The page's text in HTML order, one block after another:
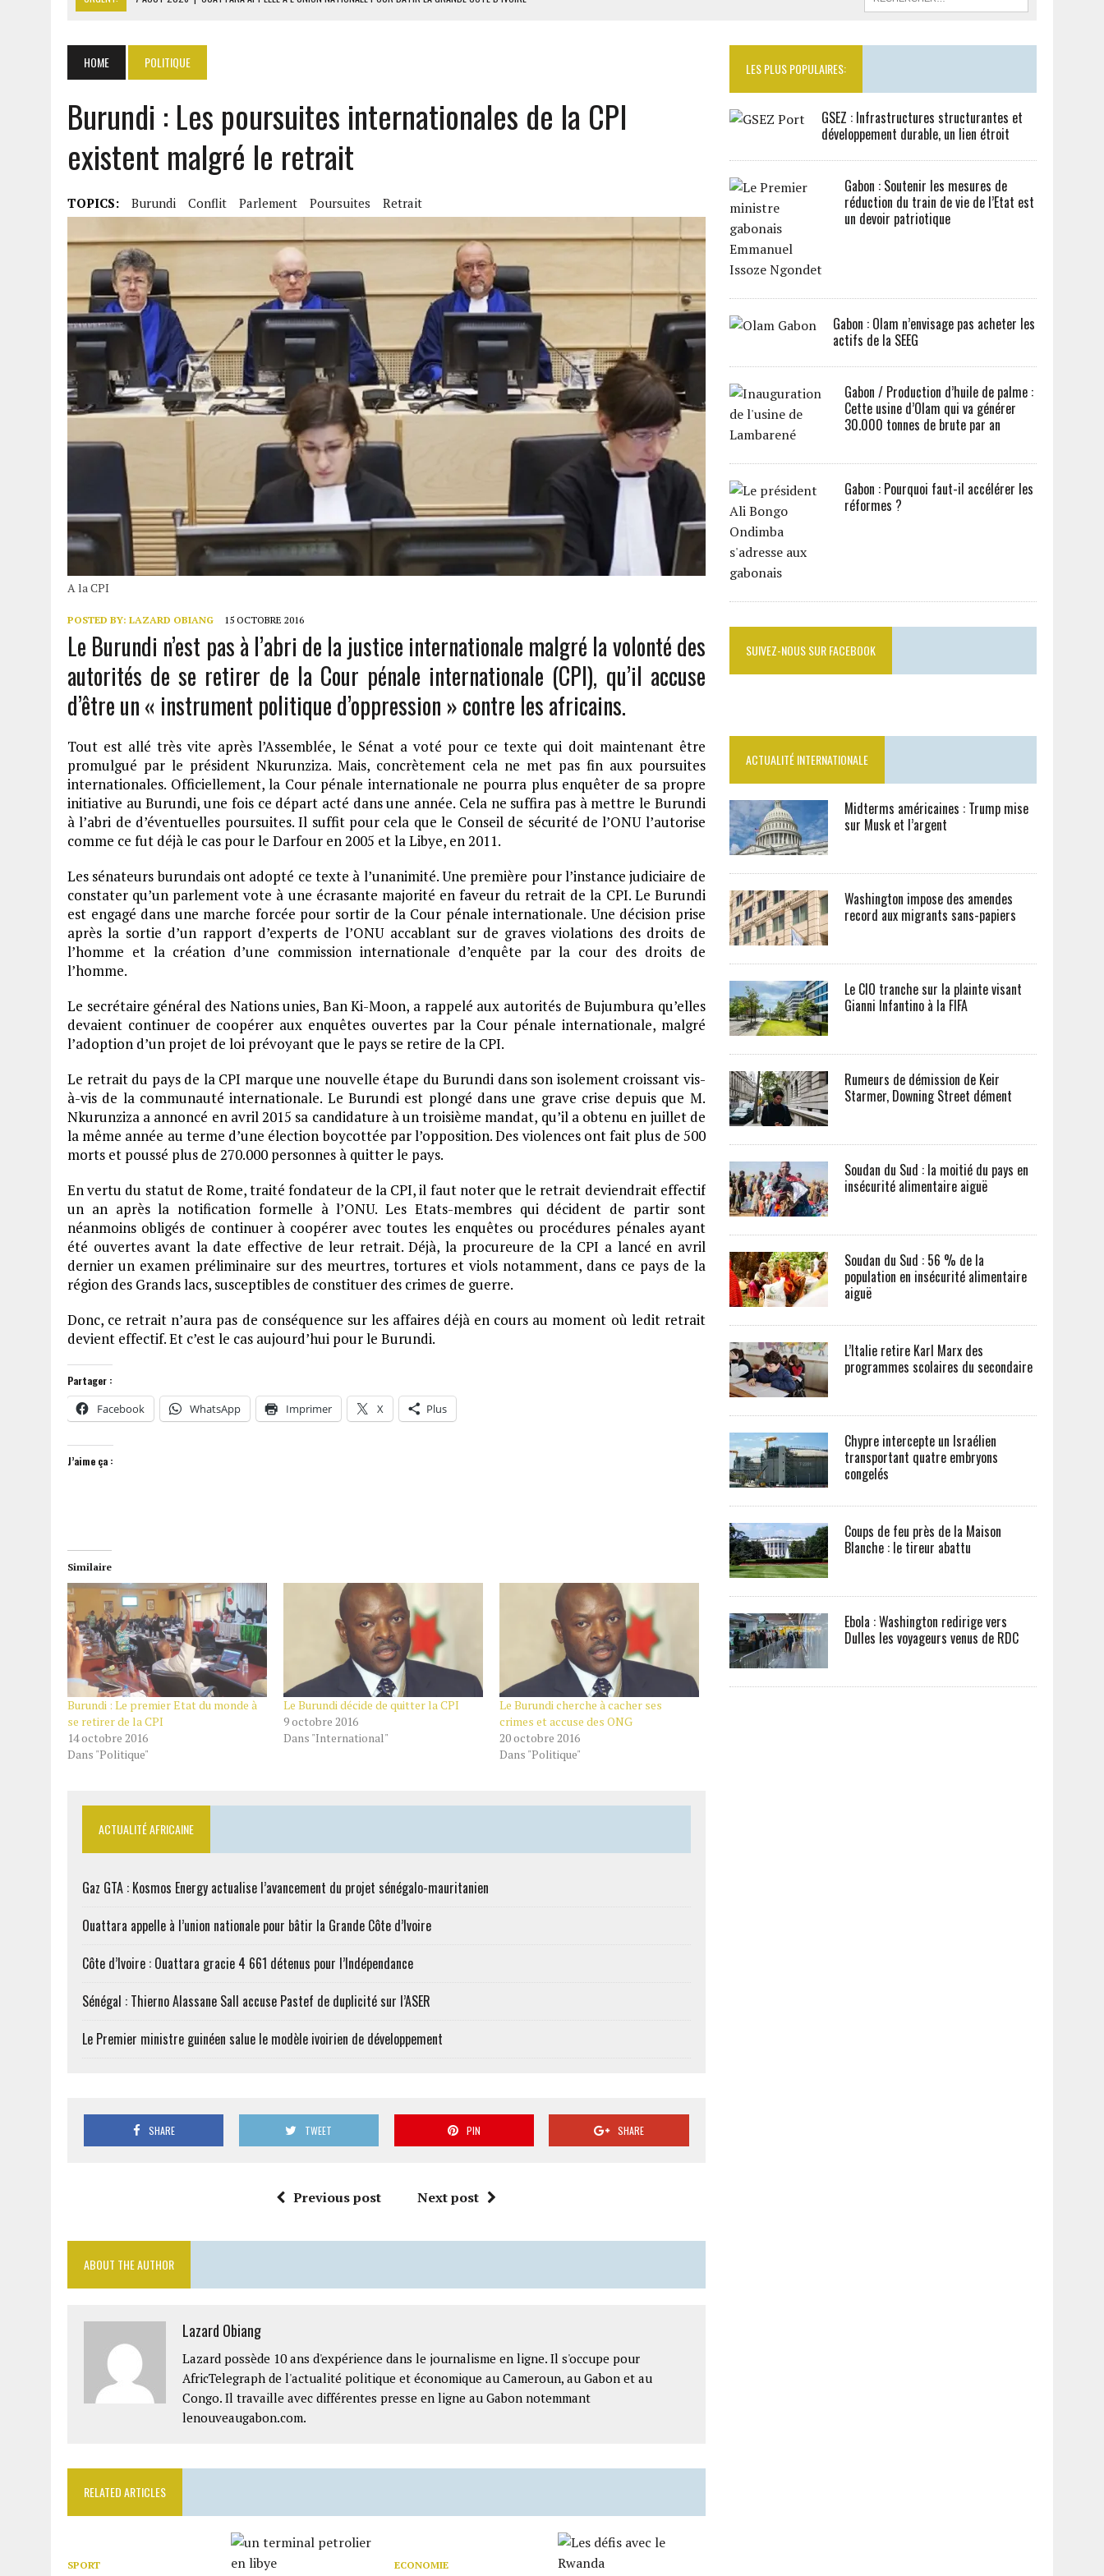
7 AOÛT 2026 | LE PREMIER MINISTRE GUINÉEN SALUE LE MODÈLE IVOIRIEN DE DÉVELOPPEMENT
| GAZ GTA : KOSMOS ENERGY ACTUALISE L’AVANCEMENT DU PROJET SÉNÉGALO-MAURITANIEN
HOME POLITIQUE
Burundi : Les poursuites internationales de la CPI
existent malgré le retrait
TOPICS: Burundi Conflit Parlement Poursuites Retrait
A la CPI
POSTED BY: LAZARD OBIANG 15 OCTOBRE 2016
Le Burundi n’est pas à l’abri de la justice internationale malgré la volonté des
autorités de se retirer de la Cour pénale internationale (CPI), qu’il accuse
d’être un « instrument politique d’oppression » contre les africains.
Tout est allé très vite après l’Assemblée, le Sénat a voté pour ce texte qui doit maintenant être
promulgué par le président Nkurunziza. Mais, concrètement cela ne met pas fin aux poursuites
internationales. Officiellement, la Cour pénale internationale ne pourra plus enquêter de sa propre
initiative au Burundi, une fois ce départ acté dans une année. Cela ne suffira pas à mettre le Burundi
à l’abri de d’éventuelles poursuites. Il suffit pour cela que le Conseil de sécurité de l’ONU l’autorise
comme ce fut déjà le cas pour le Darfour en 2005 et la Libye, en 2011.
Les sénateurs burundais ont adopté ce texte à l’unanimité. Une première pour l’instance judiciaire de
constater qu’un parlement vote à une écrasante majorité en faveur du retrait de la CPI. Le Burundi
est engagé dans une marche forcée pour sortir de la Cour pénale internationale. Une décision prise
après la sortie d’un rapport d’experts de l’ONU accablant sur de graves violations des droits de
l’homme et la création d’une commission internationale d’enquête par la cour des droits de
l’homme.
Le secrétaire général des Nations unies, Ban Ki-Moon, a rappelé aux autorités de Bujumbura qu’elles
devaient continuer de coopérer aux enquêtes ouvertes par la Cour pénale internationale, malgré
l’adoption d’un projet de loi prévoyant que le pays se retire de la CPI.
Le retrait du pays de la CPI marque une nouvelle étape du Burundi dans son isolement croissant vis-
à-vis de la communauté internationale. Le Burundi est plongé dans une grave crise depuis que M.
Nkurunziza a annoncé en avril 2015 sa candidature à un troisième mandat, qu’il a obtenu en juillet de
la même année au terme d’une élection boycottée par l’opposition. Des violences ont fait plus de 500
morts et poussé plus de 270.000 personnes à quitter le pays.
En vertu du statut de Rome, traité fondateur de la CPI, il faut noter que le retrait deviendrait effectif
un an après la notification formelle à l’ONU. Les Etats-membres qui décident de partir sont
néanmoins obligés de continuer à coopérer avec toutes les enquêtes ou procédures pénales ayant
été ouvertes avant la date effective de leur retrait. Déjà, la procureure de la CPI a lancé en avril
dernier un examen préliminaire sur des meurtres, tortures et viols notamment, dans ce pays de la
région des Grands lacs, susceptibles de constituer des crimes de guerre.
Donc, ce retrait n’aura pas de conséquence sur les affaires déjà en cours au moment où ledit retrait
devient effectif. Et c’est le cas aujourd’hui pour le Burundi.
Partager :
Facebook WhatsApp Imprimer X Plus
J’aime ça :
Similaire
Burundi : Le premier Etat du monde à
se retirer de la CPI
14 octobre 2016
Dans "Politique"
Le Burundi décide de quitter la CPI
9 octobre 2016
Dans "International"
Le Burundi cherche à cacher ses
crimes et accuse des ONG
20 octobre 2016
Dans "Politique"
ACTUALITÉ AFRICAINE
Gaz GTA : Kosmos Energy actualise l’avancement du projet sénégalo-mauritanien
Ouattara appelle à l’union nationale pour bâtir la Grande Côte d’Ivoire
Côte d’Ivoire : Ouattara gracie 4 661 détenus pour l’Indépendance
Sénégal : Thierno Alassane Sall accuse Pastef de duplicité sur l’ASER
Le Premier ministre guinéen salue le modèle ivoirien de développement
SHARE TWEET PIN SHARE
Previous post Next post
ABOUT THE AUTHOR
Lazard Obiang
Lazard possède 10 ans d'expérience dans le journalisme en ligne. Il s'occupe pour
AfricTelegraph de l'actualité politique et économique au Cameroun, au Gabon et au
Congo. Il travaille avec différentes presse en ligne au Gabon notemmant
lenouveaugabon.com.
RELATED ARTICLES
SPORT ECONOMIE
LES PLUS POPULAIRES:
GSEZ : Infrastructures structurantes et
développement durable, un lien étroit
Gabon : Soutenir les mesures de
réduction du train de vie de l’Etat est
un devoir patriotique
Gabon : Olam n’envisage pas acheter les
actifs de la SEEG
Gabon / Production d’huile de palme :
Cette usine d’Olam qui va générer
30.000 tonnes de brute par an
Gabon : Pourquoi faut-il accélérer les
réformes ?
SUIVEZ-NOUS SUR FACEBOOK
ACTUALITÉ INTERNATIONALE
Midterms américaines : Trump mise
sur Musk et l’argent
Washington impose des amendes
record aux migrants sans-papiers
Le CIO tranche sur la plainte visant
Gianni Infantino à la FIFA
Rumeurs de démission de Keir
Starmer, Downing Street dément
Soudan du Sud : la moitié du pays en
insécurité alimentaire aiguë
Soudan du Sud : 56 % de la
population en insécurité alimentaire
aiguë
L’Italie retire Karl Marx des
programmes scolaires du secondaire
Chypre intercepte un Israélien
transportant quatre embryons
congelés
Coups de feu près de la Maison
Blanche : le tireur abattu
Ebola : Washington redirige vers
Dulles les voyageurs venus de RDC